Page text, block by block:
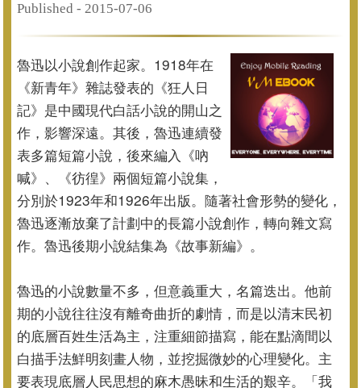
Published - 2015-07-06
魯迅以小說創作起家。1918年在
《新青年》雜誌發表的《狂人日
記》是中國現代白話小說的開山之
作，影響深遠。其後， 魯迅連續發
表多篇短篇小說，後來編入《吶
喊》、《彷徨》 兩個短篇小說集，
分別於1923年和1926年出版。 隨著社會形勢的變化，
魯迅逐漸放棄了計劃中的長篇小說創作， 轉向雜文寫
作。魯迅後期小說結集為《故事新編》。
魯迅的小說數量不多，但意義重大，名篇迭出。 他前
期的小說往往沒有離奇曲折的劇情， 而是以清末民初
的底層百姓生活為主，注重細節描寫， 能在點滴間以
白描手法鮮明刻畫人物，並挖掘微妙的心理變化。 主
要表現底層人民思想的麻木愚昧和生活的艱辛。「我